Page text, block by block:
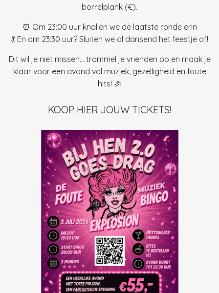
borrelplank (€).
⏰ Om 23:00 uur knallen we de laatste ronde erin
💃 En om 23:30 uur? Sluiten we al dansend het feestje af!
Dit wil je niet missen… trommel je vrienden op en maak je
klaar voor een avond vol muziek, gezelligheid en foute
hits! 🎉
KOOP HIER JOUW TICKETS!